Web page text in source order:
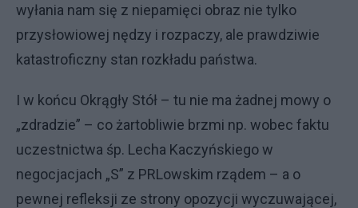
wyłania nam się z niepamięci obraz nie tylko
przysłowiowej nędzy i rozpaczy, ale prawdziwie
katastroficzny stan rozkładu państwa.
I w końcu Okrągły Stół – tu nie ma żadnej mowy o
„zdradzie” – co żartobliwie brzmi np. wobec faktu
uczestnictwa śp. Lecha Kaczyńskiego w
negocjacjach „S” z PRLowskim rządem – a o
pewnej refleksji ze strony opozycji wyczuwającej,